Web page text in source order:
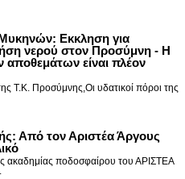
Εκκληση για
νερού στον Προσύμνη - Η
είναι πλέον
Τ.Κ. Προσύμνης,Οι υδατικοί πόροι της
Από τον Αριστέα Άργους
ακαδημίας ποδοσφαίρου του ΑΡΙΣΤΕΑ